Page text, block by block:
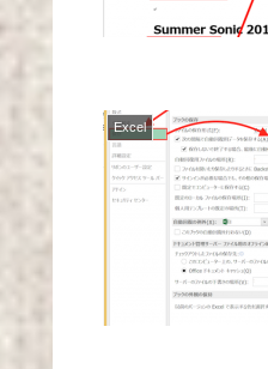
Excel